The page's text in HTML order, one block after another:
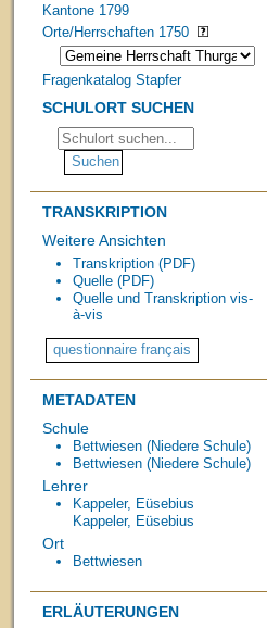
Kantone 1799
Orte/Herrschaften 1750
Fragenkatalog Stapfer
SCHULORT SUCHEN
TRANSKRIPTION
Weitere Ansichten
Transkription (PDF)
Quelle (PDF)
Quelle und Transkription vis-
à-vis
METADATEN
Schule
Bettwiesen (Niedere Schule)
Bettwiesen (Niedere Schule)
Lehrer
Kappeler, Eüsebius
Kappeler, Eüsebius
Ort
Bettwiesen
ERLÄUTERUNGEN